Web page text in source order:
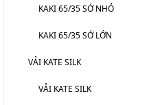
KAKI 65/35 SỚ NHỎ
KAKI 65/35 SỚ LỚN
VẢI KATE SILK
VẢI KATE SILK